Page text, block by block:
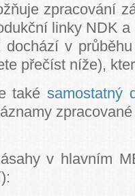
zpracování
linky NDK
v
přečíst níže),
takésamostatný
v hlavním